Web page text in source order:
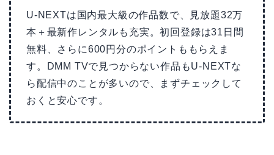
U-NEXTは国内最大級の作品数で、見放題32万
本＋最新作レンタルも充実。初回登録は31日間
無料、さらに600円分のポイントももらえま
す。DMM TVで見つからない作品もU-NEXTな
ら配信中のことが多いので、まずチェックして
おくと安心です。